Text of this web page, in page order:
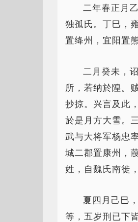
二年春正月
独孤氏。丁巳，
置绛州，宜阳置
二月癸未，
所，若纳於隍。
抄掠。兴言及此
於是月方大雪。
武与大将军杨忠
城二郡置康州，
姓，自魏氏南徙
夏四月己巳
等，五岁刑已下